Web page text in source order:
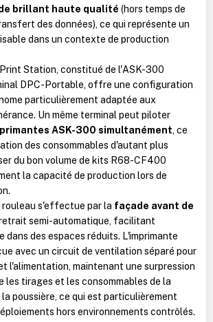
brillant haute qualité (hors temps de
des données), ce qui représente un
dans un contexte de production
Station, constitué de l'ASK-300
DPC-Portable, offre une configuration
particulièrement adaptée aux
Un même terminal peut piloter
ASK-300 simultanément, ce
des consommables d'autant plus
du bon volume de kits R68-CF400
la capacité de production lors de
rouleau s'effectue par la façade avant de
semi-automatique, facilitant
dans des espaces réduits. L'imprimante
avec un circuit de ventilation séparé pour
l'alimentation, maintenant une surpression
les tirages et les consommables de la
poussière, ce qui est particulièrement
hors environnements contrôlés.